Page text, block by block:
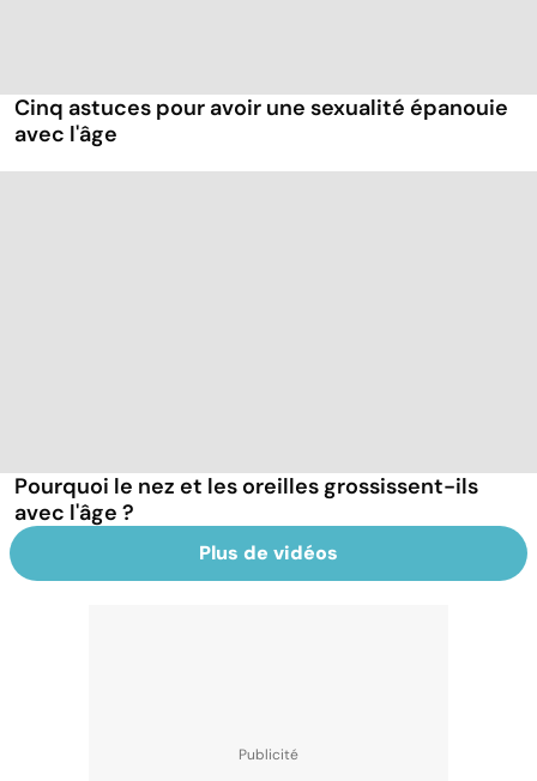
Cinq astuces pour avoir une sexualité épanouie
avec l'âge
Pourquoi le nez et les oreilles grossissent-ils
avec l'âge ?
Plus de vidéos